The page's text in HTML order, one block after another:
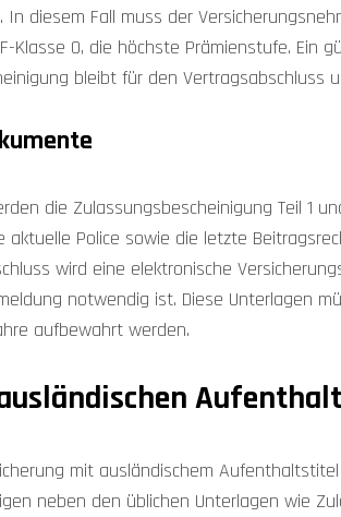
diesem Fall muss der
Klasse 0, die höchste Prämienstufe. Ein
bleibt für den Vertragsabschluss
die Zulassungsbescheinigung Teil 1
aktuelle Police sowie die letzte
wird eine elektronische
notwendig ist. Diese Unterlagen
aufbewahrt werden.
mit ausländischem
neben den üblichen Unterlagen wie